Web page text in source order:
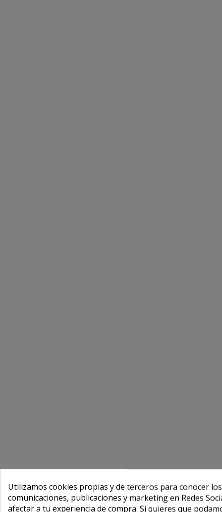
Utilizamos cookies propias y de terceros para conocer
comunicaciones, publicaciones y marketing en Redes
afectar a tu experiencia de compra. Si quieres que